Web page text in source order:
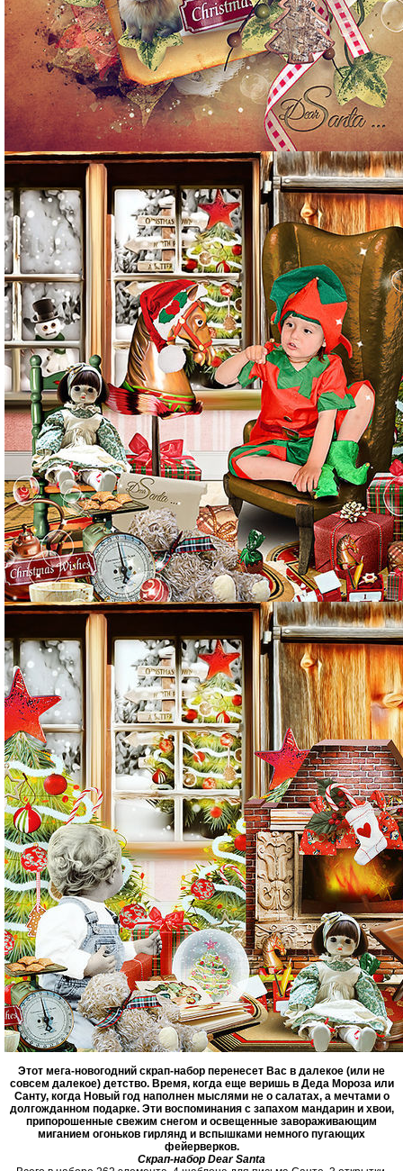
Этот мега-новогодний скрап-набор перенесет Вас в далекое (или не
совсем далекое) детство. Время, когда еще веришь в Деда Мороза или
Санту, когда Новый год наполнен мыслями не о салатах, а мечтами о
долгожданном подарке. Эти воспоминания с запахом мандарин и хвои,
припорошенные свежим снегом и освещенные завораживающим
миганием огоньков гирлянд и вспышками немного пугающих
фейерверков.
Скрап-набор Dear Santa